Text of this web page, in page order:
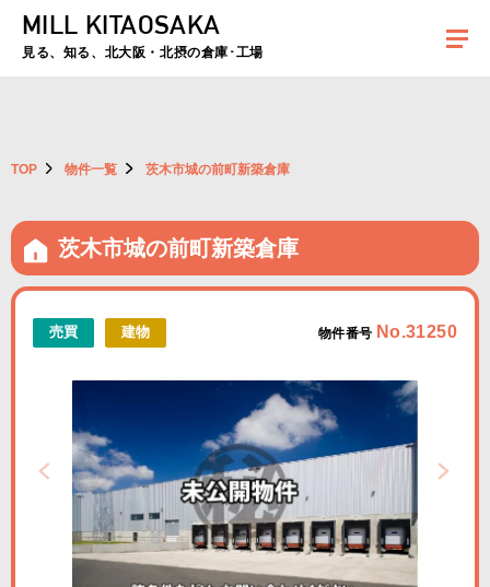
夏季休暇のお知らせ：2026年8月8日(土)～8月16日(日)まで休業とさせていた
MILL KITAOSAKA
見る、知る、北大阪・北摂の倉庫･工場
TOP 物件一覧 茨木市城の前町新築倉庫
茨木市城の前町新築倉庫
売買 建物 物件番号 No.31250